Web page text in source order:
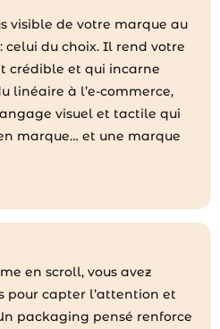
visible de votre marque au
celui du choix. Il rend votre
crédible et qui incarne
linéaire à l’e-commerce,
visuel et tactile qui
marque… et une marque
en scroll, vous avez
pour capter l’attention et
packaging pensé renforce